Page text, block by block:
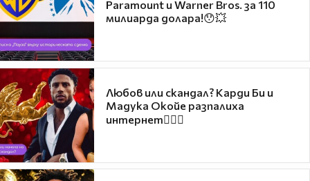
Paramount и Warner Bros. за 110
милиарда долара!😯💥
Любов или скандал? Карди Би и
Мадука Окойе разпалиха
интернет❤️‍🔥🔥